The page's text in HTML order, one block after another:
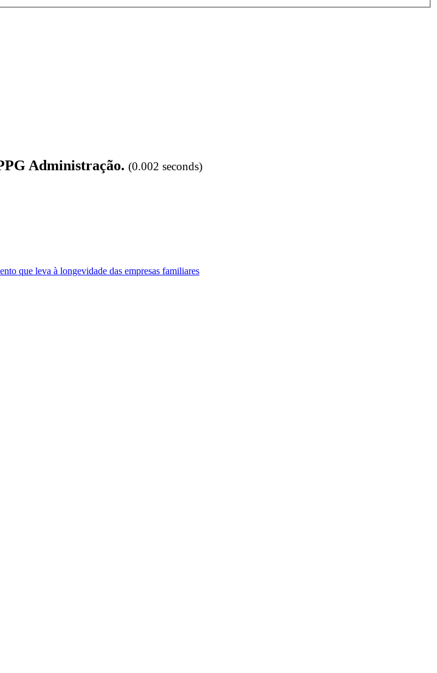
Administração. (0.002 seconds)
que leva à longevidade das empresas familiares